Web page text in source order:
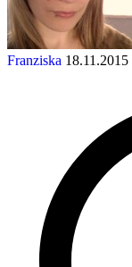
Franziska 18.11.2015